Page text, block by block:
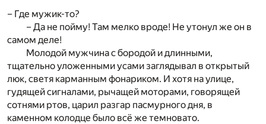
– Где мужик-то?
– Да не пойму! Там мелко вроде! Не утонул же он в
самом деле!
Молодой мужчина с бородой и длинными,
тщательно уложенными усами заглядывал в открытый
люк, светя карманным фонариком. И хотя на улице,
гудящей сигналами, рычащей моторами, говорящей
сотнями ртов, царил разгар пасмурного дня, в
каменном колодце было всё же темновато.